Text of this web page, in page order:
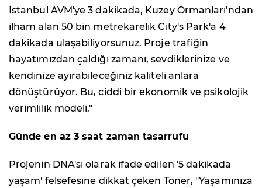
İstanbul AVM'ye 3 dakikada, Kuzey Ormanları'ndan
ilham alan 50 bin metrekarelik City's Park'a 4
dakikada ulaşabiliyorsunuz. Proje trafiğin
hayatımızdan çaldığı zamanı, sevdiklerinize ve
kendinize ayırabileceğiniz kaliteli anlara
dönüştürüyor. Bu, ciddi bir ekonomik ve psikolojik
verimlilik modeli."
Günde en az 3 saat zaman tasarrufu
Projenin DNA'sı olarak ifade edilen '5 dakikada
yaşam' felsefesine dikkat çeken Toner, "Yaşamınıza